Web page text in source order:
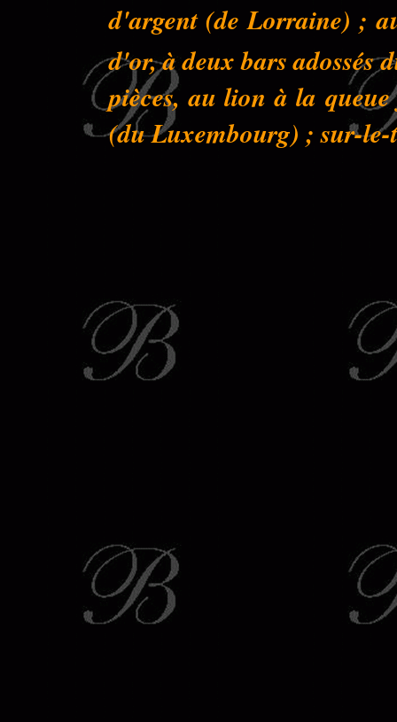
d'argent (de Lorraine) ;
d'or, à deux bars adossés
pièces, au lion à la
(du Luxembourg) ; sur-le-